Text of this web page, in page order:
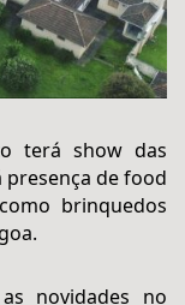
terá show das
presença de food
brinquedos
novidades no